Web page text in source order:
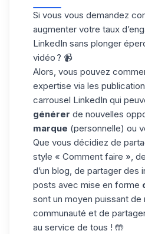
Si vous vous demandez
augmenter votre taux
LinkedIn sans plonger
vidéo ? 📹
Alors, vous pouvez
expertise via les
carrousel LinkedIn qui
générer de nouvelles
marque (personnelle) ou
Que vous décidiez de
style « Comment faire »,
d’un blog, de partager des
posts avec mise en forme
sont un moyen puissant de
communauté et de
au service de tous ! 🤲